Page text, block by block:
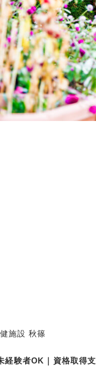
経験者OK｜資格取得支